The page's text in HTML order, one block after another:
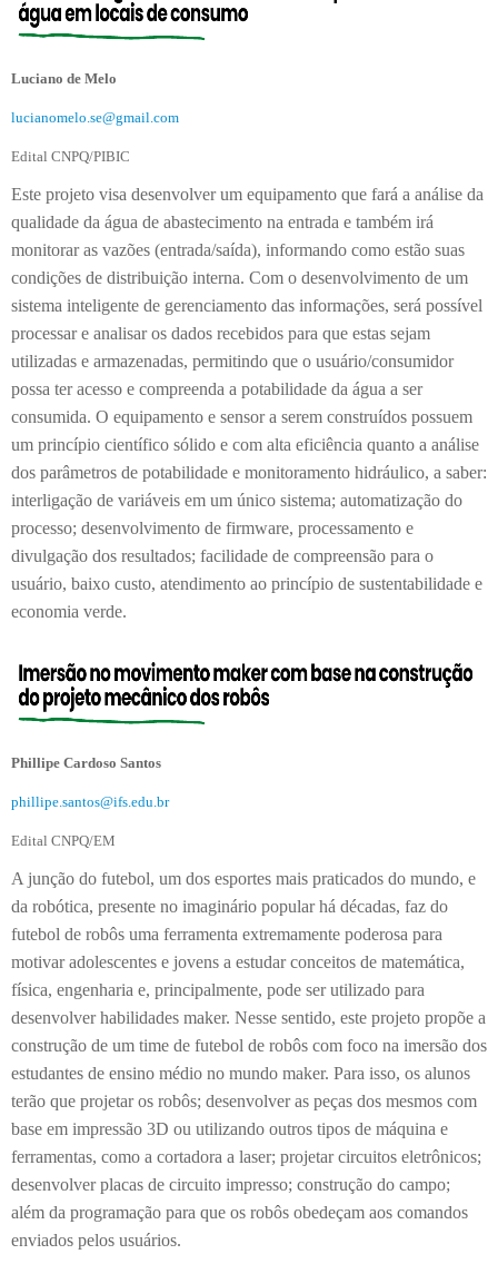
Luciano de Melo
lucianomelo.se@gmail.com
Edital CNPQ/PIBIC
Este projeto visa desenvolver um equipamento que fará a análise da
qualidade da água de abastecimento na entrada e também irá
monitorar as vazões (entrada/saída), informando como estão suas
condições de distribuição interna. Com o desenvolvimento de um
sistema inteligente de gerenciamento das informações, será possível
processar e analisar os dados recebidos para que estas sejam
utilizadas e armazenadas, permitindo que o usuário/consumidor
possa ter acesso e compreenda a potabilidade da água a ser
consumida. O equipamento e sensor a serem construídos possuem
um princípio científico sólido e com alta eficiência quanto a análise
dos parâmetros de potabilidade e monitoramento hidráulico, a saber:
interligação de variáveis em um único sistema; automatização do
processo; desenvolvimento de firmware, processamento e
divulgação dos resultados; facilidade de compreensão para o
usuário, baixo custo, atendimento ao princípio de sustentabilidade e
economia verde.
Phillipe Cardoso Santos
phillipe.santos@ifs.edu.br
Edital CNPQ/EM
A junção do futebol, um dos esportes mais praticados do mundo, e
da robótica, presente no imaginário popular há décadas, faz do
futebol de robôs uma ferramenta extremamente poderosa para
motivar adolescentes e jovens a estudar conceitos de matemática,
física, engenharia e, principalmente, pode ser utilizado para
desenvolver habilidades maker. Nesse sentido, este projeto propõe a
construção de um time de futebol de robôs com foco na imersão dos
estudantes de ensino médio no mundo maker. Para isso, os alunos
terão que projetar os robôs; desenvolver as peças dos mesmos com
base em impressão 3D ou utilizando outros tipos de máquina e
ferramentas, como a cortadora a laser; projetar circuitos eletrônicos;
desenvolver placas de circuito impresso; construção do campo;
além da programação para que os robôs obedeçam aos comandos
enviados pelos usuários.